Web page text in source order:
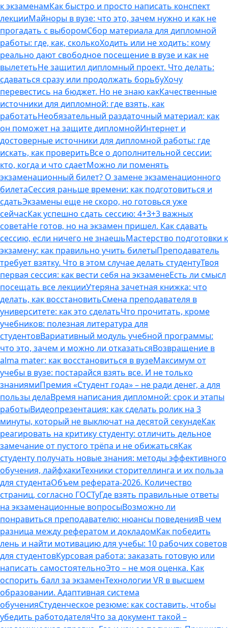
к экзаменамКак быстро и просто написать конспект
лекцииМайноры в вузе: что это, зачем нужно и как не
прогадать с выборомСбор материала для дипломной
работы: где, как, сколькоХодить или не ходить: кому
реально дают свободное посещение в вузе и как не
вылететьНе защитил дипломный проект. Что делать:
сдаваться сразу или продолжать борьбуХочу
перевестись на бюджет. Но не знаю какКачественные
источники для дипломной: где взять, как
работатьНеобязательный раздаточный материал: как
он поможет на защите дипломнойИнтернет и
достоверные источники для дипломной работы: где
искать, как проверитьВсе о дополнительной сессии:
кто, когда и что сдаетМожно ли поменять
экзаменационный билет? О замене экзаменационного
билетаСессия раньше времени: как подготовиться и
сдатьЭкзамены еще не скоро, но готовься уже
сейчасКак успешно сдать сессию: 4+3+3 важных
советаНе готов, но на экзамен пришел. Как сдавать
сессию, если ничего не знаешьМастерство подготовки к
экзамену: как правильно учить билетыПреподаватель
требует взятку. Что в этом случае делать студентуТвоя
первая сессия: как вести себя на экзаменеЕсть ли смысл
посещать все лекцииУтеряна зачетная книжка: что
делать, как восстановитьСмена преподавателя в
университете: как это сделатьЧто прочитать, кроме
учебников: полезная литература для
студентовВариативный модуль учебной программы:
что это, зачем и можно ли отказатьсяВозвращение в
alma mater: как восстановиться в вузеМаксимум от
учебы в вузе: постарайся взять все. И не только
знаниямиПремия «Студент года» – не ради денег, а для
пользы делаВремя написания дипломной: срок и этапы
работыВидеопрезентация: как сделать ролик на 3
минуты, который не выключат на десятой секундеКак
реагировать на критику студенту: отличить дельное
замечание от пустого трёпа и не обижатьсяКак
студенту получать новые знания: методы эффективного
обучения, лайфхакиТехники сторителлинга и их польза
для студентаОбъем реферата-2026. Количество
страниц, согласно ГОСТуГде взять правильные ответы
на экзаменационные вопросыВозможно ли
понравиться преподавателю: нюансы поведенияВ чем
разница между рефератом и докладомКак победить
лень и найти мотивацию для учебы: 10 рабочих советов
для студентовКурсовая работа: заказать готовую или
написать самостоятельноЭто – не моя оценка. Как
оспорить балл за экзаменТехнологии VR в высшем
образовании. Адаптивная система
обученияСтуденческое резюме: как составить, чтобы
убедить работодателяЧто за документ такой –